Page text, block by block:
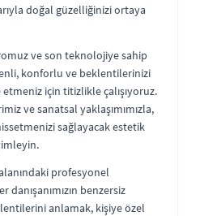
doğal güzelliğinizi ortaya
ve son teknolojiye sahip
konforlu ve beklentilerinizi
için titizlikle çalışıyoruz.
ve sanatsal yaklaşımımızla,
sağlayacak estetik
profesyonel
benzersiz
anlamak, kişiye özel